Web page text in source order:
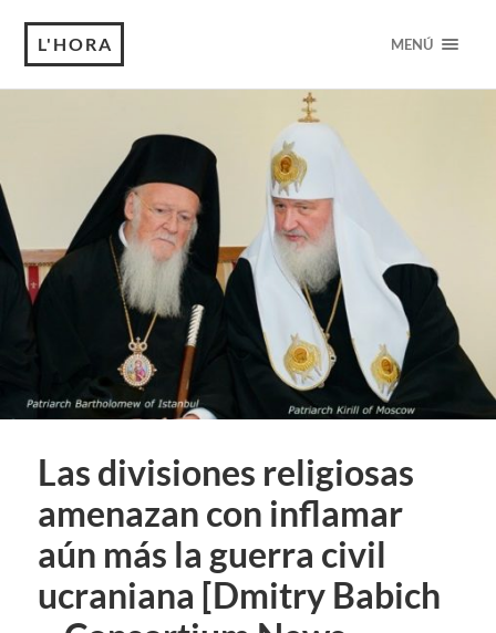
L'HORA MENÚ
Las divisiones religiosas
amenazan con inflamar
aún más la guerra civil
ucraniana [Dmitry Babich